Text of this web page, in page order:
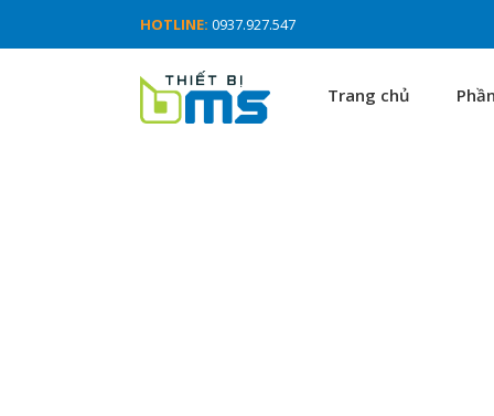
HOTLINE: 0937.927.547
Trang chủ